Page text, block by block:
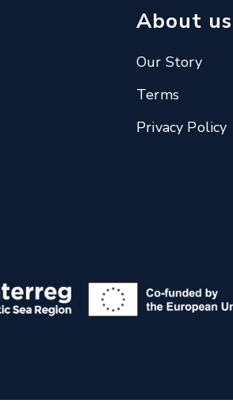
About us
Our Story
Terms
Privacy Policy